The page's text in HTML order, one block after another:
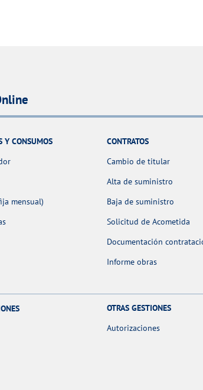
Y CONSUMOS
mensual)
CONTRATOS
Cambio de titular
Alta de suministro
Baja de suministro
Solicitud de Acometida
Documentación
Informe obras
OTRAS GESTIONES
Autorizaciones